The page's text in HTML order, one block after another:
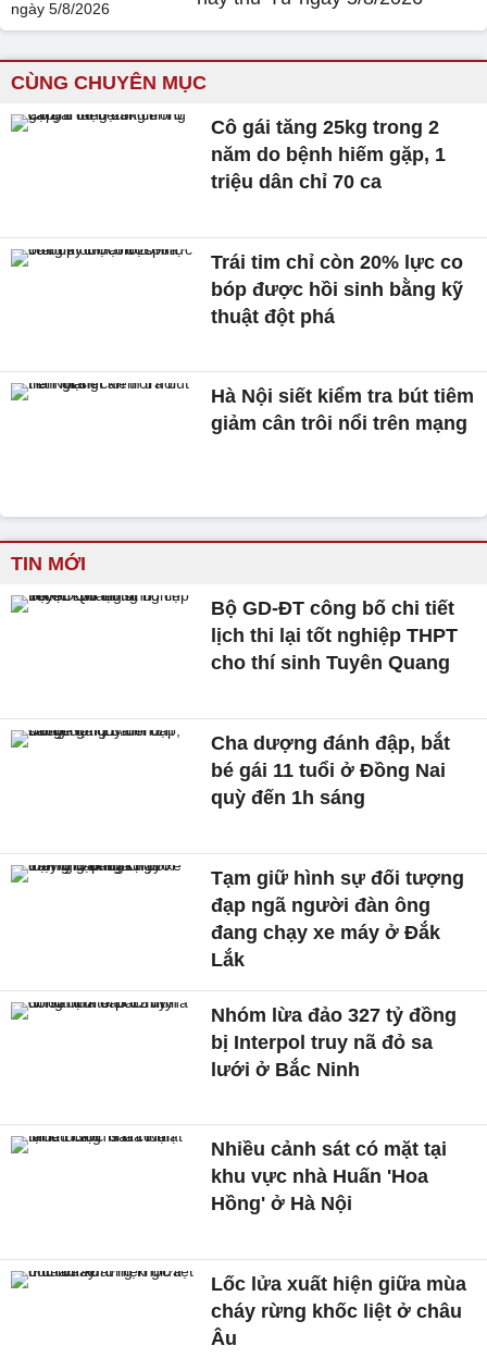
CÙNG CHUYÊN MỤC
Cô gái tăng 25kg trong 2
năm do bệnh hiếm gặp, 1
triệu dân chỉ 70 ca
Trái tim chỉ còn 20% lực co
bóp được hồi sinh bằng kỹ
thuật đột phá
Hà Nội siết kiểm tra bút tiêm
giảm cân trôi nổi trên mạng
TIN MỚI
Bộ GD-ĐT công bố chi tiết
lịch thi lại tốt nghiệp THPT
cho thí sinh Tuyên Quang
Cha dượng đánh đập, bắt
bé gái 11 tuổi ở Đồng Nai
quỳ đến 1h sáng
Tạm giữ hình sự đối tượng
đạp ngã người đàn ông
đang chạy xe máy ở Đắk
Lắk
Nhóm lừa đảo 327 tỷ đồng
bị Interpol truy nã đỏ sa
lưới ở Bắc Ninh
Nhiều cảnh sát có mặt tại
khu vực nhà Huấn 'Hoa
Hồng' ở Hà Nội
Lốc lửa xuất hiện giữa mùa
cháy rừng khốc liệt ở châu
Âu